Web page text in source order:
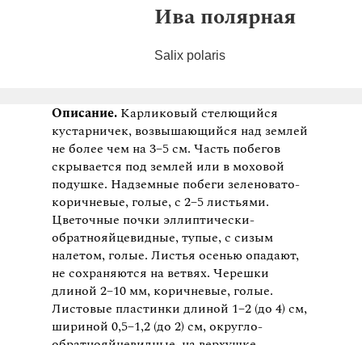
Ива полярная
Salix polaris
Описание. Карликовый стелющийся
кустарничек, возвышающийся над землей
не более чем на 3−5 см. Часть побегов
скрывается под землей или в моховой
подушке. Надземные побеги зеленовато-
коричневые, голые, с 2−5 листьями.
Цветочные почки эллиптически-
обратнояйцевидные, тупые, с сизым
налетом, голые. Листья осенью опадают,
не сохраняются на ветвях. Черешки
длиной 2−10 мм, коричневые, голые.
Листовые пластинки длиной 1−2 (до 4) см,
шириной 0,5−1,2 (до 2) см, округло-